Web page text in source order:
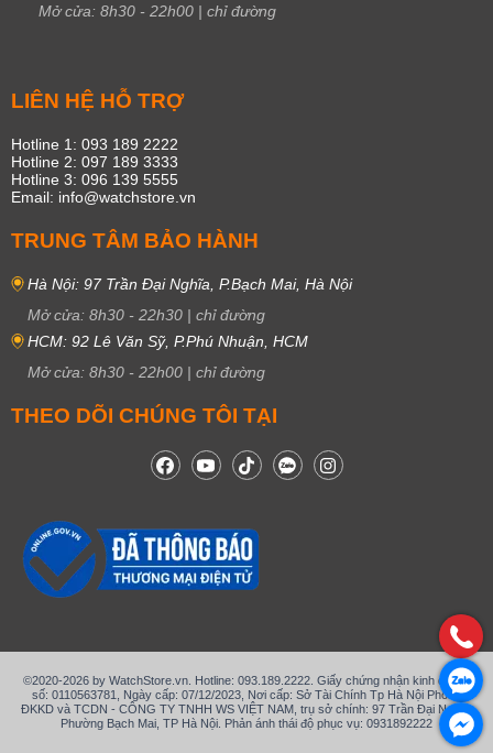
Mở cửa: 8h30 - 22h00 | chỉ đường
LIÊN HỆ HỖ TRỢ
Hotline 1: 093 189 2222
Hotline 2: 097 189 3333
Hotline 3: 096 139 5555
Email: info@watchstore.vn
TRUNG TÂM BẢO HÀNH
Hà Nội: 97 Trần Đại Nghĩa, P.Bạch Mai, Hà Nội
Mở cửa: 8h30 - 22h30 | chỉ đường
HCM: 92 Lê Văn Sỹ, P.Phú Nhuận, HCM
Mở cửa: 8h30 - 22h00 | chỉ đường
THEO DÕI CHÚNG TÔI TẠI
©2020-2026 by WatchStore.vn. Hotline: 093.189.2222. Giấy chứng nhận kinh doanh
số: 0110563781, Ngày cấp: 07/12/2023, Nơi cấp: Sở Tài Chính Tp Hà Nội Phòng
ĐKKD và TCDN - CÔNG TY TNHH WS VIỆT NAM, trụ sở chính: 97 Trần Đại Nghĩa,
Phường Bạch Mai, TP Hà Nội. Phản ánh thái độ phục vụ: 0931892222